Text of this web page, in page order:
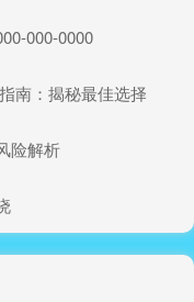
000-0000
南：揭秘最佳选择
险解析